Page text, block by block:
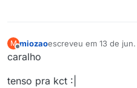
M
Offline
miozaoescreveu em 13 de
última edição por
caralho
tenso pra kct :|